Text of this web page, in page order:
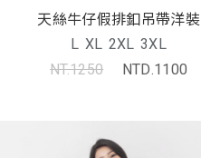
天絲牛仔假排釦吊帶洋裝
L XL 2XL 3XL
NT.1250
NTD.1100